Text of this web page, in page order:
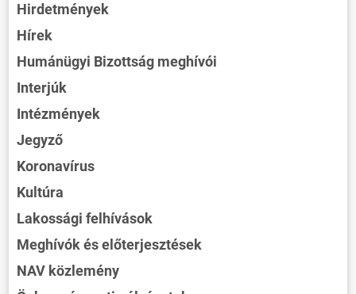
Hirdetmények
Hírek
Humánügyi Bizottság meghívói
Interjúk
Intézmények
Jegyző
Koronavírus
Kultúra
Lakossági felhívások
Meghívók és előterjesztések
NAV közlemény